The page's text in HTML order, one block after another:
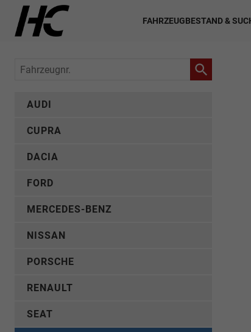
FAHRZEUGBESTAND &
Fahrzeugnr.
AUDI
CUPRA
DACIA
FORD
MERCEDES-BENZ
NISSAN
PORSCHE
RENAULT
SEAT